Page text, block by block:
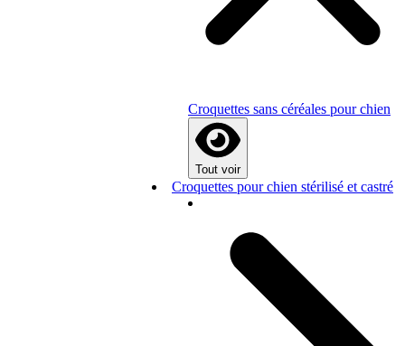
Croquettes sans céréales pour chien
Tout voir
Croquettes pour chien stérilisé et castré